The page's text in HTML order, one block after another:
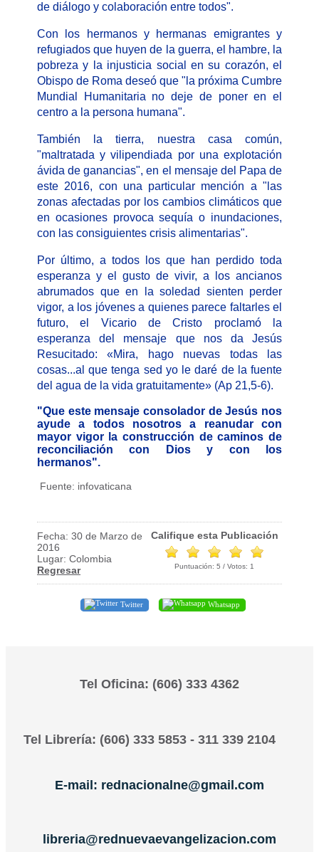
de diálogo y colaboración entre todos".
Con los hermanos y hermanas emigrantes y
refugiados que huyen de la guerra, el hambre, la
pobreza y la injusticia social en su corazón, el
Obispo de Roma deseó que "la próxima Cumbre
Mundial Humanitaria no deje de poner en el
centro a la persona humana".
También la tierra, nuestra casa común,
"maltratada y vilipendiada por una explotación
ávida de ganancias", en el mensaje del Papa de
este 2016, con una particular mención a "las
zonas afectadas por los cambios climáticos que
en ocasiones provoca sequía o inundaciones,
con las consiguientes crisis alimentarias".
Por último, a todos los que han perdido toda
esperanza y el gusto de vivir, a los ancianos
abrumados que en la soledad sienten perder
vigor, a los jóvenes a quienes parece faltarles el
futuro, el Vicario de Cristo proclamó la
esperanza del mensaje que nos da Jesús
Resucitado: «Mira, hago nuevas todas las
cosas...al que tenga sed yo le daré de la fuente
del agua de la vida gratuitamente» (Ap 21,5-6).
"Que este mensaje consolador de Jesús nos
ayude a todos nosotros a reanudar con
mayor vigor la construcción de caminos de
reconciliación con Dios y con los
hermanos".
Fuente: infovaticana
Fecha: 30 de Marzo de
2016
Lugar: Colombia
Regresar
Califique esta Publicación
Puntuación: 5 / Votos: 1
Twitter Whatsapp
Tel Oficina: (606) 333 4362
Tel Librería: (606) 333 5853 - 311 339 2104
E-mail: rednacionalne@gmail.com
libreria@rednuevaevangelizacion.com